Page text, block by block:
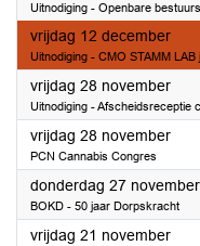
Uitnodiging - Openbare
vrijdag 12 december2025
Uitnodiging - CMO STAMM
vrijdag 28 november2025
Uitnodiging - Afscheidsreceptie
vrijdag 28 november2025
PCN Cannabis Congres
donderdag 27 november
BOKD - 50 jaar Dorpskracht
vrijdag 21 november2025